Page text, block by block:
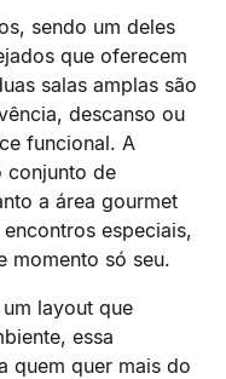
sendo um deles
que oferecem
salas amplas são
descanso ou
funcional. A
conjunto de
a área gourmet
especiais,
momento só seu.
layout que
essa
quem quer mais do